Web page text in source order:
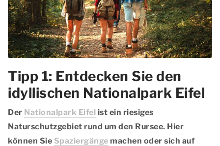
Tipp 1: Entdecken Sie den
idyllischen Nationalpark Eifel
Der Nationalpark Eifel ist ein riesiges
Naturschutzgebiet rund um den Rursee. Hier
können Sie Spaziergänge machen oder sich auf